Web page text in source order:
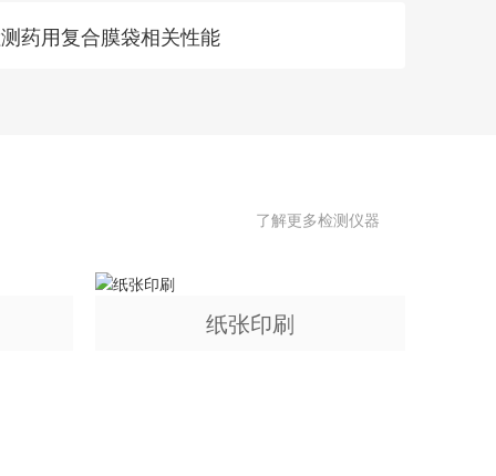
药用复合膜袋相关性能
了解更多检测仪器
纸张印刷